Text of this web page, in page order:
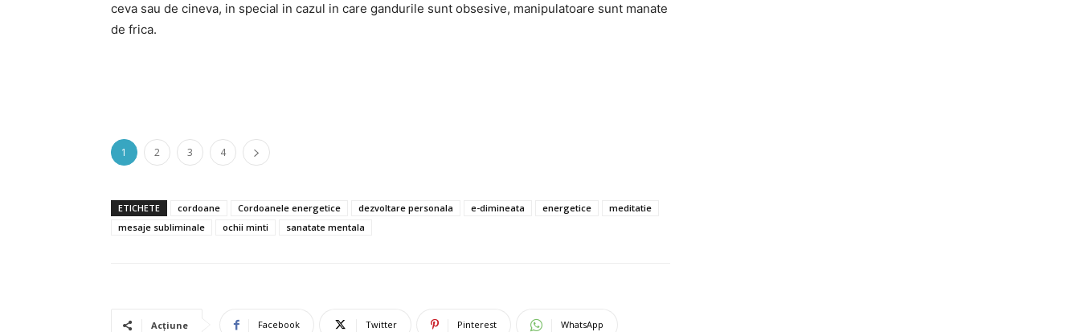
ceva sau de cineva, in special in cazul in care gandurile sunt obsesive, manipulatoare sunt manate
de frica.
1 2 3 4
ETICHETE cordoane Cordoanele energetice dezvoltare personala e-dimineata energetice
meditatie
mesaje subliminale
ochii minti sanatate mentala
Acțiune Facebook Twitter Pinterest WhatsApp